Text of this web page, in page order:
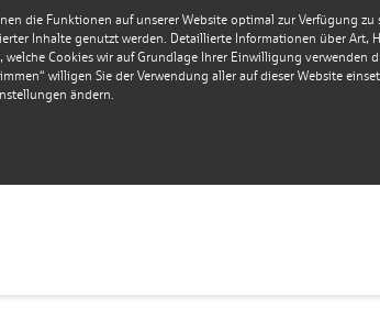
die Funktionen auf unserer Website optimal zur Verfügung
Inhalte genutzt werden. Detaillierte Informationen über
welche Cookies wir auf Grundlage Ihrer Einwilligung
willigen Sie der Verwendung aller auf dieser Website
ändern.